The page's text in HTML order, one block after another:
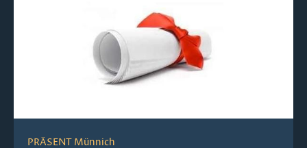
PRÄSENT Münnich